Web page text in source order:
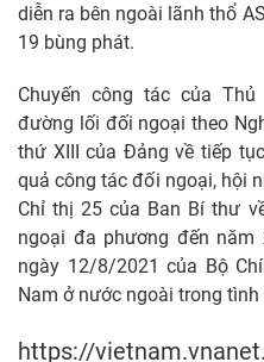
diễn ra bên ngoài lãnh thổ
19 bùng phát.
Chuyến công tác của
đường lối đối ngoại theo
thứ XIII của Đảng về tiếp
quả công tác đối ngoại, hội
Chỉ thị 25 của Ban Bí thư
ngoại đa phương đến
ngày 12/8/2021 của Bộ
Nam ở nước ngoài trong
https://